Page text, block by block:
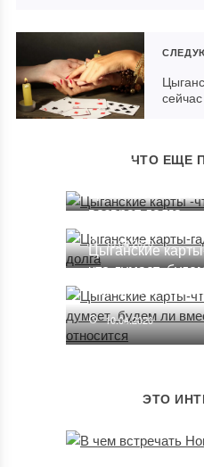
сейчас
ЧТО ЕЩЕ
сейчас
Цыганские
возврат долга
10.04.2020
Цыганские
что думает,
как ко мне
10.04.2020
ЭТО